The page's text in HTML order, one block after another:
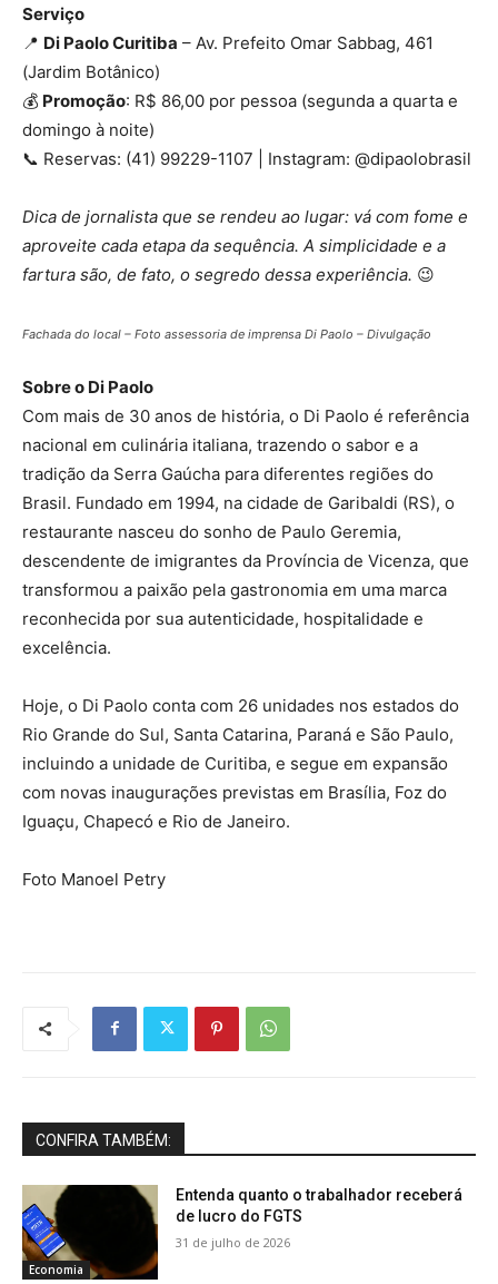
Serviço
📍 Di Paolo Curitiba – Av. Prefeito Omar Sabbag, 461
(Jardim Botânico)
💰 Promoção: R$ 86,00 por pessoa (segunda a quarta e
domingo à noite)
📞 Reservas: (41) 99229-1107 | Instagram: @dipaolobrasil
Dica de jornalista que se rendeu ao lugar: vá com fome e
aproveite cada etapa da sequência. A simplicidade e a
fartura são, de fato, o segredo dessa experiência. 😉
Fachada do local – Foto assessoria de imprensa Di Paolo – Divulgação
Sobre o Di Paolo
Com mais de 30 anos de história, o Di Paolo é referência
nacional em culinária italiana, trazendo o sabor e a
tradição da Serra Gaúcha para diferentes regiões do
Brasil. Fundado em 1994, na cidade de Garibaldi (RS), o
restaurante nasceu do sonho de Paulo Geremia,
descendente de imigrantes da Província de Vicenza, que
transformou a paixão pela gastronomia em uma marca
reconhecida por sua autenticidade, hospitalidade e
excelência.
Hoje, o Di Paolo conta com 26 unidades nos estados do
Rio Grande do Sul, Santa Catarina, Paraná e São Paulo,
incluindo a unidade de Curitiba, e segue em expansão
com novas inaugurações previstas em Brasília, Foz do
Iguaçu, Chapecó e Rio de Janeiro.
Foto Manoel Petry
CONFIRA TAMBÉM:
Economia
Entenda quanto o trabalhador receberá
de lucro do FGTS
31 de julho de 2026